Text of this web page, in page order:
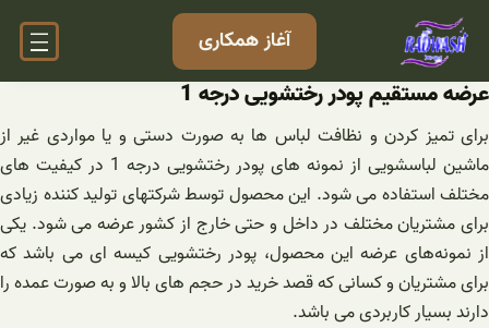
رفتن
آغاز همکاری
عرضه مستقیم پودر رختشویی درجه 1
برای تمیز کردن و نظافت لباس ها به صورت دستی و یا مواردی غیر از
ماشین لباسشویی از نمونه های پودر رختشویی درجه 1 در کیفیت های
مختلف استفاده می شود. این محصول توسط شرکتهای تولید کننده زیادی
برای مشتریان مختلف در داخل و حتی خارج از کشور عرضه می شود. یکی
از نمونه‌های عرضه این محصول، پودر رختشویی کیسه ای می باشد که
برای مشتریان و کسانی که قصد خرید در حجم های بالا و به صورت عمده را
دارند بسیار کاربردی می باشد.